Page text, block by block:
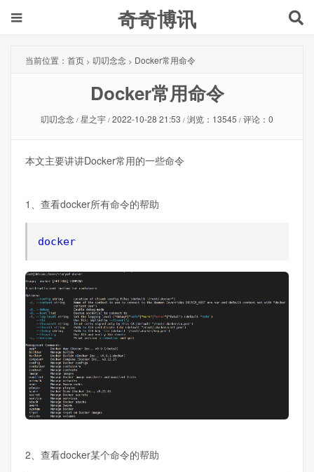
奇奇博讯
当前位置： 首页 > 叨叨念念 > Docker常用命令
Docker常用命令
叨叨念念 / 星之宇 / 2022-10-28 21:53 / 浏览：13545 / 评论：0
本文主要讲讲Docker常用的一些命令
1、查看docker所有命令的帮助
docker
2、查看docker某个命令的帮助